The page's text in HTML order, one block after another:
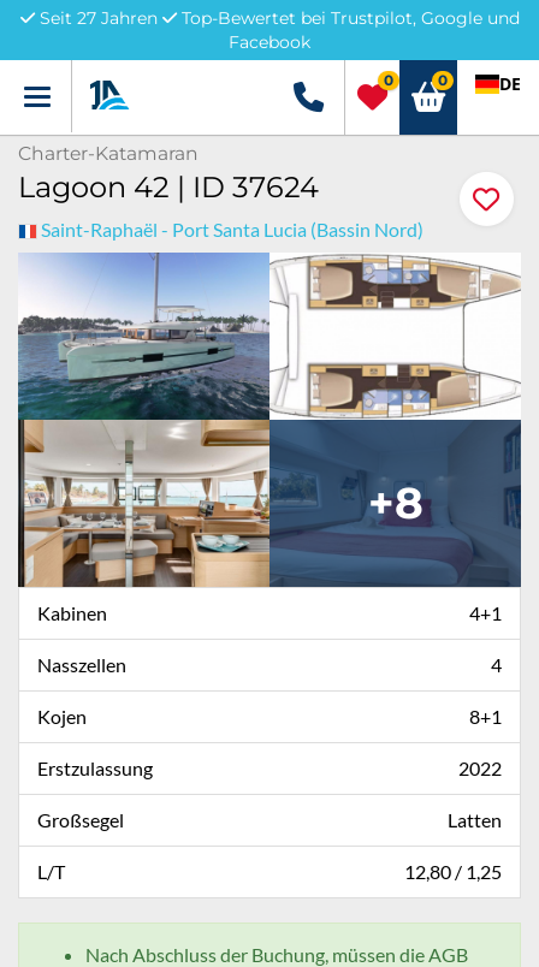
Seit 27 Jahren
Top-Bewertet bei Trustpilot, Google und
Facebook
Menü +49 5741 3222690
0 0 DE
Charter-Katamaran
Lagoon 42 | ID 37624
Saint-Raphaël - Port Santa Lucia (Bassin Nord)
+8
Kabinen 4+1
Nasszellen 4
Kojen 8+1
Erstzulassung 2022
Großsegel Latten
L/T 12,80 / 1,25
Nach Abschluss der Buchung, müssen die AGB